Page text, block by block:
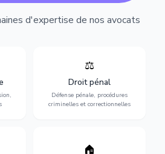
d'expertise de nos avocats
⚖️
Droit pénal
Défense pénale, procédures
criminelles et correctionnelles
Expertise en matière pénale,
vue jusqu'au procès, pour
toute affaire correctionnelle
ou criminelle.
au
🏠
Sécurisation de vos projets